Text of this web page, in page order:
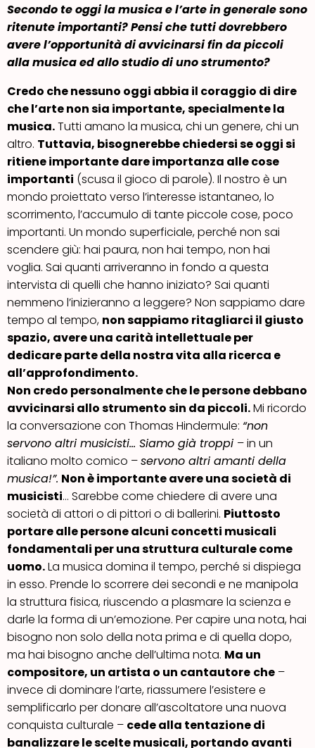
Secondo te oggi la musica e l’arte in generale sono
ritenute importanti? Pensi che tutti dovrebbero
avere l’opportunità di avvicinarsi fin da piccoli
alla musica ed allo studio di uno strumento?
Credo che nessuno oggi abbia il coraggio di dire
che l’arte non sia importante, specialmente la
musica.Tutti amano la musica, chi un genere, chi un
altro. Tuttavia, bisognerebbe chiedersi se oggi si
ritiene importante dare importanza alle cose
importanti (scusa il gioco di parole). Il nostro è un
mondo proiettato verso l’interesse istantaneo, lo
scorrimento, l’accumulo di tante piccole cose, poco
importanti. Un mondo superficiale, perché non sai
scendere giù: hai paura, non hai tempo, non hai
voglia. Sai quanti arriveranno in fondo a questa
intervista di quelli che hanno iniziato? Sai quanti
nemmeno l’inizieranno a leggere? Non sappiamo dare
tempo al tempo, non sappiamo ritagliarci il giusto
spazio, avere una carità intellettuale per
dedicare parte della nostra vita alla ricerca e
all’approfondimento.
Non credo personalmente che le persone debbano
avvicinarsi allo strumento sin da piccoli.Mi ricordo
la conversazione con Thomas Hindermule: “non
servono altri musicisti… Siamo già troppi – in un
italiano molto comico –servono altri amanti della
musica!”. Non è importante avere una società di
musicisti… Sarebbe come chiedere di avere una
società di attori o di pittori o di ballerini. Piuttosto
portare alle persone alcuni concetti musicali
fondamentali per una struttura culturale come
uomo.La musica domina il tempo, perché si dispiega
in esso. Prende lo scorrere dei secondi e ne manipola
la struttura fisica, riuscendo a plasmare la scienza e
darle la forma di un’emozione. Per capire una nota, hai
bisogno non solo della nota prima e di quella dopo,
ma hai bisogno anche dell’ultima nota. Ma un
compositore, un artista o un cantautore che –
invece di dominare l’arte, riassumere l’esistere e
semplificarlo per donare all’ascoltatore una nuova
conquista culturale – cede alla tentazione di
banalizzare le scelte musicali, portando avanti